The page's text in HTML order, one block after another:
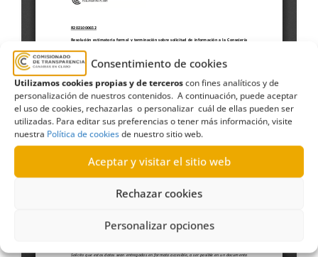
Consentimiento de cookies
Utilizamos cookies propias y de terceroscon fines analíticos y de
personalización de nuestros contenidos. A continuación, puede aceptar
el uso de cookies, rechazarlas o personalizar cuál de ellas pueden ser
utilizadas. Para editar sus preferencias o tener más información, visite
nuestra Política de cookiesde nuestro sitio web.
Aceptar y visitar el sitio web
Rechazar cookies
Personalizar opciones